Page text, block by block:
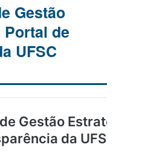
Gestão
de
UFSC